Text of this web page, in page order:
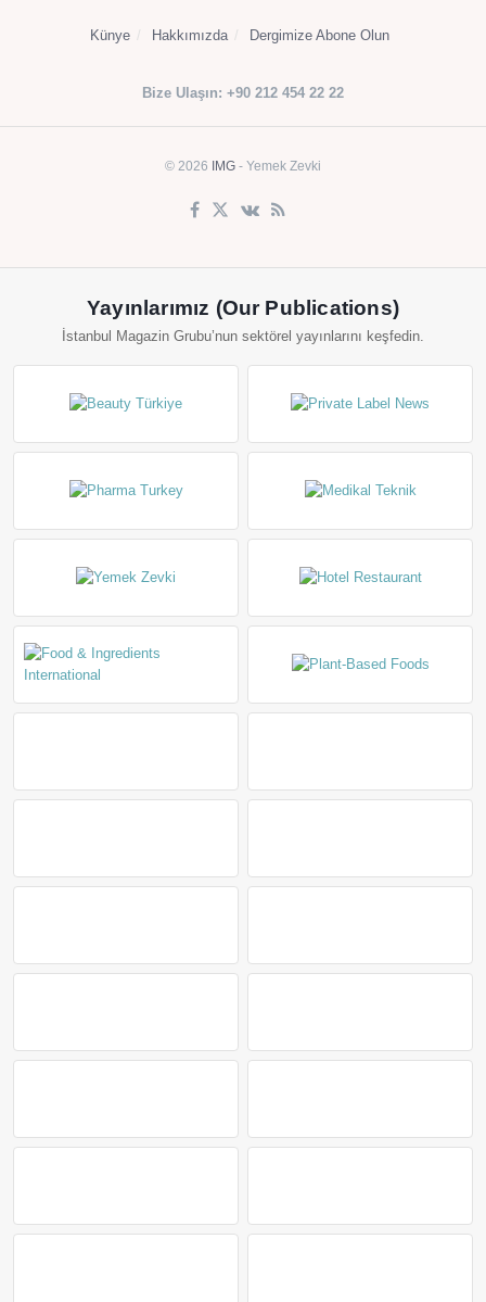
Künye Hakkımızda Dergimize Abone Olun
Bize Ulaşın: +90 212 454 22 22
© 2026 IMG - Yemek Zevki
Yayınlarımız (Our Publications)
İstanbul Magazin Grubu’nun sektörel yayınlarını keşfedin.